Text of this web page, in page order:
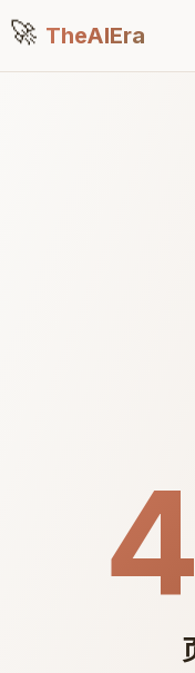
🚀 TheAIEra